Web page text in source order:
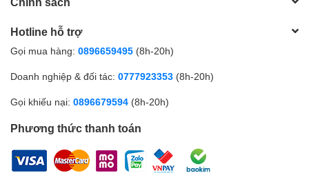
Ý nghĩa phong thủy – đón tài lộc và
bình an
Theo phong thủy,lọ hoa dáng thontượng trưng cho
Kết hợp với họa tiếthoa hồng– biểu trưng của tình yêu, tài lộc
tích cựccho gia đình.
Đặt lọ hoa ởphòng khách, bàn làm việc hoặc sảnh tiếp
khách, không chỉ giúpthu hút tài khí , mà còn tạo
Hotline hỗ trợ
Gọi mua hàng: 0896659495 (8h-20h)
Doanh nghiệp & đối tác: 0777923353 (8h-20h)
Gọi khiếu nại: 0896679594 (8h-20h)
Phương thức thanh toán